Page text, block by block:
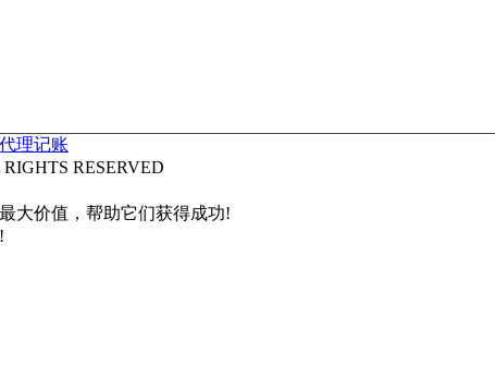
理记账
RESERVED
大价值，帮助它们获得成功!